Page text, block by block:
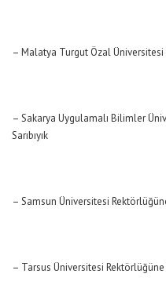
– Malatya Turgut Özal
– Sakarya Uygulamalı Bilimler
Sarıbıyık
– Samsun Üniversitesi
– Tarsus Üniversitesi Rektörlüğüne